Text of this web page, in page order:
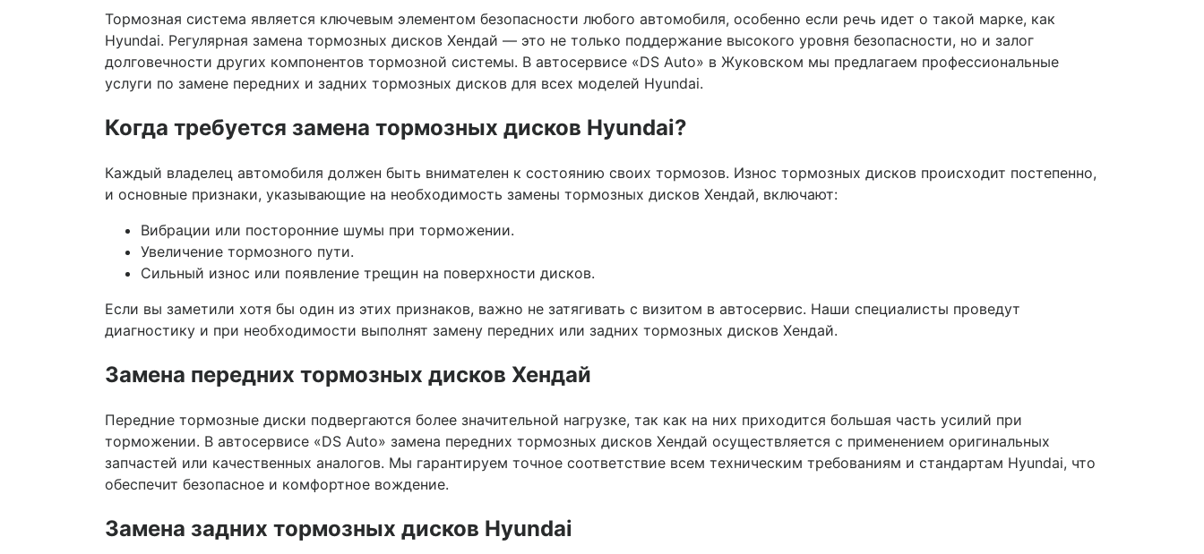
Тормозная система является ключевым элементом безопасности любого автомобиля, особенно если речь идет о такой марке, как
Hyundai. Регулярная замена тормозных дисков Хендай — это не только поддержание высокого уровня безопасности, но и залог
долговечности других компонентов тормозной системы. В автосервисе «DS Auto» в Жуковском мы предлагаем профессиональные
услуги по замене передних и задних тормозных дисков для всех моделей Hyundai.
Когда требуется замена тормозных дисков Hyundai?
Каждый владелец автомобиля должен быть внимателен к состоянию своих тормозов. Износ тормозных дисков происходит постепенно,
и основные признаки, указывающие на необходимость замены тормозных дисков Хендай, включают:
Вибрации или посторонние шумы при торможении.
Увеличение тормозного пути.
Сильный износ или появление трещин на поверхности дисков.
Если вы заметили хотя бы один из этих признаков, важно не затягивать с визитом в автосервис. Наши специалисты проведут
диагностику и при необходимости выполнят замену передних или задних тормозных дисков Хендай.
Замена передних тормозных дисков Хендай
Передние тормозные диски подвергаются более значительной нагрузке, так как на них приходится большая часть усилий при
торможении. В автосервисе «DS Auto» замена передних тормозных дисков Хендай осуществляется с применением оригинальных
запчастей или качественных аналогов. Мы гарантируем точное соответствие всем техническим требованиям и стандартам Hyundai, что
обеспечит безопасное и комфортное вождение.
Замена задних тормозных дисков Hyundai